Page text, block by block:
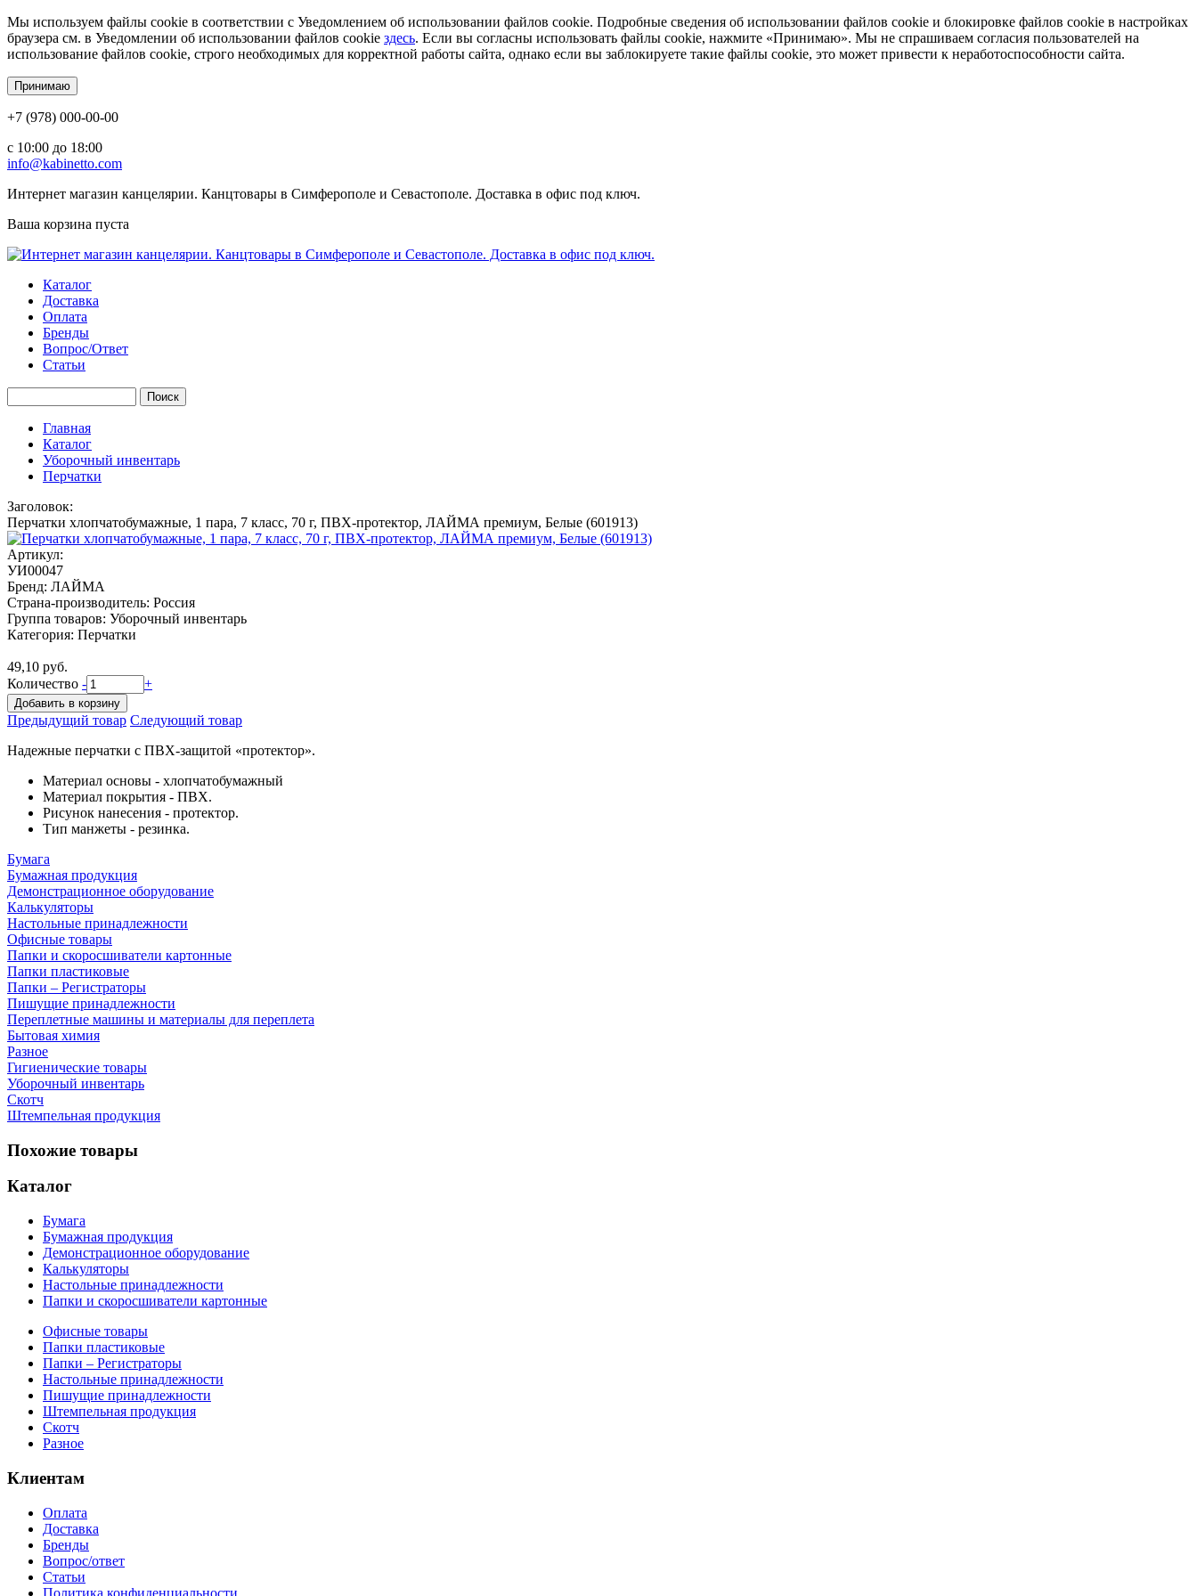
Мы используем файлы cookie в соответствии с Уведомлением об использовании файлов cookie. Подробные сведения об использовании файлов cookie и блокировке файлов cookie в настройках
браузера см. в Уведомлении об использовании файлов cookie здесь. Если вы согласны использовать файлы cookie, нажмите «Принимаю». Мы не спрашиваем согласия пользователей на
использование файлов cookie, строго необходимых для корректной работы сайта, однако если вы заблокируете такие файлы cookie, это может привести к неработоспособности сайта.
+7 (978) 000-00-00
c 10:00 до 18:00
info@kabinetto.com
Интернет магазин канцелярии. Канцтовары в Симферополе и Севастополе. Доставка в офис под ключ.
Ваша корзина пуста
Каталог
Доставка
Оплата
Бренды
Вопрос/Ответ
Статьи
Главная
Каталог
Уборочный инвентарь
Перчатки
Заголовок:
Перчатки хлопчатобумажные, 1 пара, 7 класс, 70 г, ПВХ-протектор, ЛАЙМА премиум, Белые (601913)
Артикул:
УИ00047
Бренд: ЛАЙМА
Страна-производитель: Россия
Группа товаров: Уборочный инвентарь
Категория: Перчатки
49,10 руб.
Количество - +
Предыдущий товар Следующий товар
Надежные перчатки с ПВХ-защитой «протектор».
Материал основы - хлопчатобумажный
Материал покрытия - ПВХ.
Рисунок нанесения - протектор.
Тип манжеты - резинка.
Бумага
Бумажная продукция
Демонстрационное оборудование
Калькуляторы
Настольные принадлежности
Офисные товары
Папки и скоросшиватели картонные
Папки пластиковые
Папки – Регистраторы
Пишущие принадлежности
Переплетные машины и материалы для переплета
Бытовая химия
Разное
Гигиенические товары
Уборочный инвентарь
Скотч
Штемпельная продукция
Похожие товары
Каталог
Бумага
Бумажная продукция
Демонстрационное оборудование
Калькуляторы
Настольные принадлежности
Папки и скоросшиватели картонные
Офисные товары
Папки пластиковые
Папки – Регистраторы
Настольные принадлежности
Пишущие принадлежности
Штемпельная продукция
Скотч
Разное
Клиентам
Оплата
Доставка
Бренды
Вопрос/ответ
Статьи
Политика конфиденциальности